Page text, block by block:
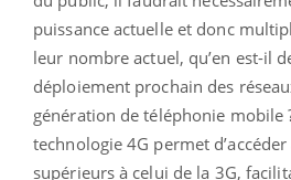
puissance actuelle et donc
leur nombre actuel, qu’en est-il
déploiement prochain des
génération de téléphonie mobile
technologie 4G permet
supérieurs à celui de la 3G,